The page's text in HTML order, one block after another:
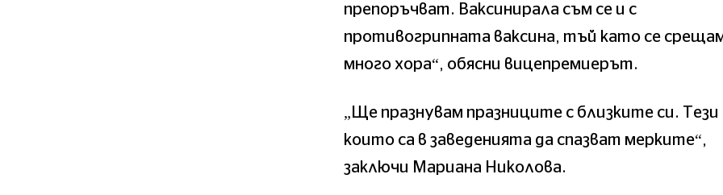
препоръчват. Ваксинирала съм се и с
противогрипната ваксина, тъй като се
много хора“, обясни вицепремиерът.
„Ще празнувам празниците с близките си. Тези
които са в заведенията да спазват мерките“,
заключи Мариана Николова.